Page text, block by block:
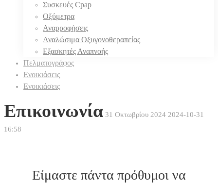
Συσκευές Cpap
Οξύμετρα
Αναρροφήσεις
Αναλώσιμα Οξυγονοθεραπείας
Εξασκητές Αναπνοής
Πελματογράφος
Ενοικιάσεις
Ενοικιάσεις
Επικοινωνία 31 Οκτωβρίου 2024 2024-10-31
16:58
Είμαστε πάντα πρόθυμοι να